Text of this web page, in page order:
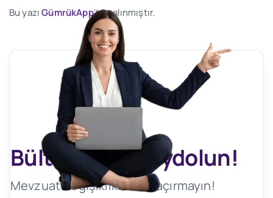
Bu yazıGümrükApp'ten alınmıştır.
Bültenimize Kaydolun!
Mevzuat Değişikliklerini Kaçırmayın!